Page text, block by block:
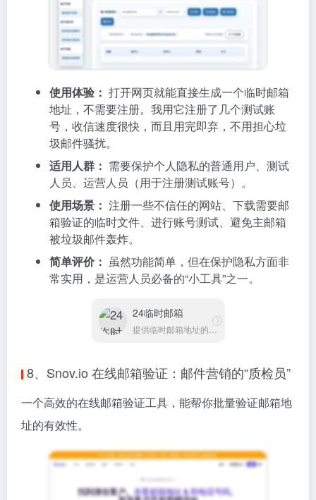
使用体验： 打开网页就能直接生成一个临时邮箱
地址，不需要注册。我用它注册了几个测试账
号，收信速度很快，而且用完即弃，不用担心垃
圾邮件骚扰。
适用人群： 需要保护个人隐私的普通用户、测试
人员、运营人员（用于注册测试账号）。
使用场景： 注册一些不信任的网站、下载需要邮
箱验证的临时文件、进行账号测试、避免主邮箱
被垃圾邮件轰炸。
简单评价： 虽然功能简单，但在保护隐私方面非
常实用，是运营人员必备的“小工具”之一。
24临时邮箱
提供临时邮箱地址的在线工具
8、Snov.io 在线邮箱验证：邮件营销的“质检员”
一个高效的在线邮箱验证工具，能帮你批量验证邮箱地
址的有效性。